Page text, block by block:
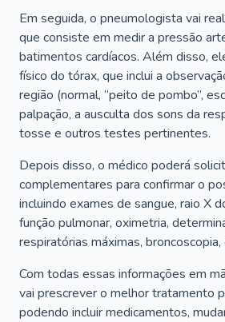
Em seguida, o pneumologista vai
que consiste em medir a pressão
batimentos cardíacos. Além disso,
físico do tórax, que inclui a
região (normal, “peito de pombo”,
palpação, a ausculta dos sons da
tosse e outros testes pertinentes.
Depois disso, o médico poderá
complementares para confirmar o
incluindo exames de sangue, raio X
função pulmonar, oximetria,
respiratórias máximas,
Com todas essas informações em
vai prescrever o melhor tratamento
podendo incluir medicamentos,